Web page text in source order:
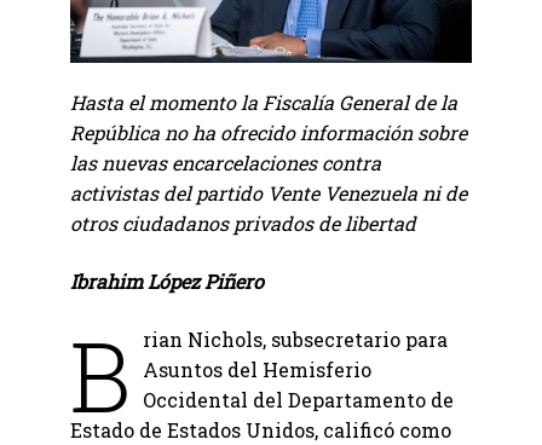
Hasta el momento la Fiscalía General de la
República no ha ofrecido información sobre
las nuevas encarcelaciones contra
activistas del partido Vente Venezuela ni de
otros ciudadanos privados de libertad
Ibrahim López Piñero
B
rian Nichols, subsecretario para
Asuntos del Hemisferio
Occidental del Departamento de
Estado de Estados Unidos, calificó como